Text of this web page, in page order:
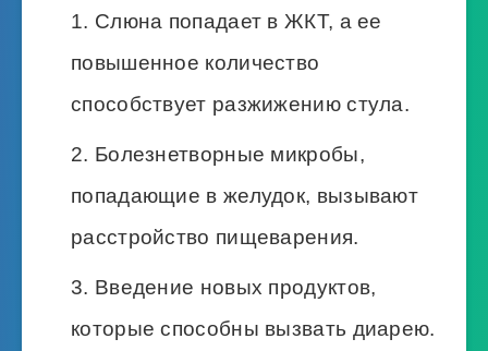
Слюна попадает в ЖКТ, а ее
повышенное количество
способствует разжижению стула.
Болезнетворные микробы,
попадающие в желудок, вызывают
расстройство пищеварения.
Введение новых продуктов,
которые способны вызвать диарею.